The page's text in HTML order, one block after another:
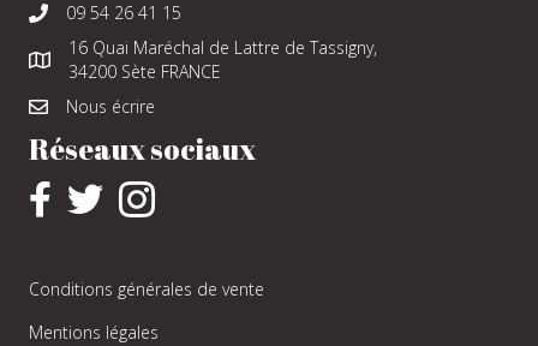
09 54 26 41 15
16 Quai Maréchal de Lattre de Tassigny,
34200 Sète FRANCE
Nous écrire
Réseaux sociaux
Conditions générales de vente
Mentions légales